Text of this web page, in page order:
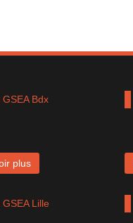
GSEA Bdx
plus
GSEA Lille